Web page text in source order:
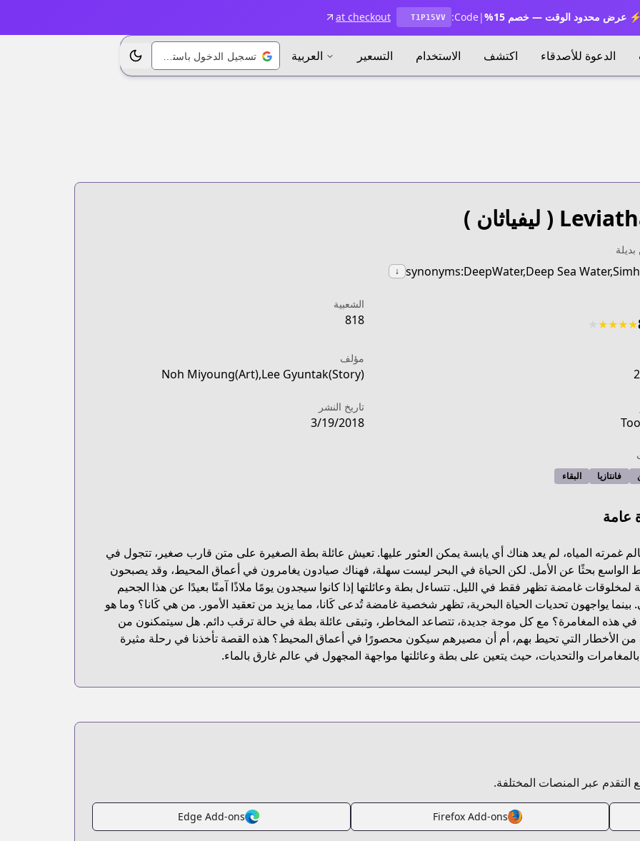
⚡ عرض محدود الوقت — خصم 15% |
Code:
T1P15VV
at checkout
الدعوة للأصدقاء اكتشف الاستخدام التسعير العربية تبديل الموضوع
https://mangadex.org/title/
( ليفياثان )
synonyms:DeepWater,Deep Sea
↓
★
★
★
★
الشعبية
818
مؤلف
Noh Miyoung(Art),Lee Gyuntak(Story)
تاريخ النشر
3/19/2018
فانتازيا البقاء
عامة
غمرته المياه، لم يعد هناك أي يابسة يمكن العثور عليها. تعيش عائلة بطة الصغيرة على متن قارب صغير، تتجول في
الواسع بحثًا عن الأمل. لكن الحياة في البحر ليست سهلة، فهناك صيادون يغامرون في أعماق المحيط، وقد يصبحون
لمخلوقات غامضة تظهر فقط في الليل. تتساءل بطة وعائلتها إذا كانوا سيجدون يومًا ملاذًا آمنًا بعيدًا عن هذا الجحيم
بينما يواجهون تحديات الحياة البحرية، تظهر شخصية غامضة تُدعى كَانا، مما يزيد من تعقيد الأمور. من هي كَانا؟ وما هو
في هذه المغامرة؟ مع كل موجة جديدة، تتصاعد المخاطر، وتبقى عائلة بطة في حالة ترقب دائم. هل سيتمكنون من
من الأخطار التي تحيط بهم، أم أن مصيرهم سيكون محصورًا في أعماق المحيط؟ هذه القصة تأخذنا في رحلة مثيرة
بالمغامرات والتحديات، حيث يتعين على بطة وعائلتها مواجهة المجهول في عالم غارق بالماء.
التقدم عبر المنصات المختلفة.
Firefox Add-ons
Edge Add-ons